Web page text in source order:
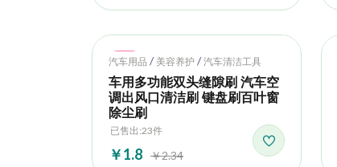
Hot
汽车用品 / 美容养护 / 汽车清洁工具
车用多功能双头缝隙刷 汽车空
调出风口清洁刷 键盘刷百叶窗
除尘刷
已售出:23件
￥1.8 ￥2.34